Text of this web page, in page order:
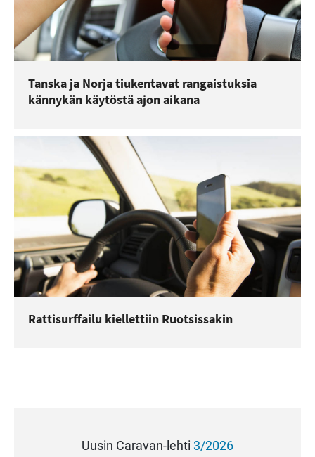
Tanska ja Norja tiukentavat rangaistuksia
kännykän käytöstä ajon aikana
Rattisurffailu kiellettiin Ruotsissakin
Uusin Caravan-lehti 3/2026